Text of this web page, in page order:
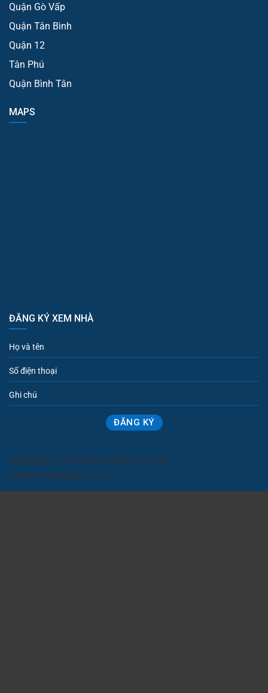
Quận Gò Vấp
Quận Tân Bình
Quận 12
Tân Phú
Quận Bình Tân
MAPS
ĐĂNG KÝ XEM NHÀ
Copyright 2026 © Bản quyền thuộc về
muabannhasaigon.com